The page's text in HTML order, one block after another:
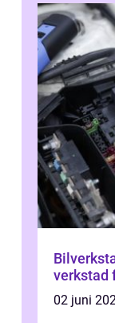
Bilverkstad
verkstad
02 juni